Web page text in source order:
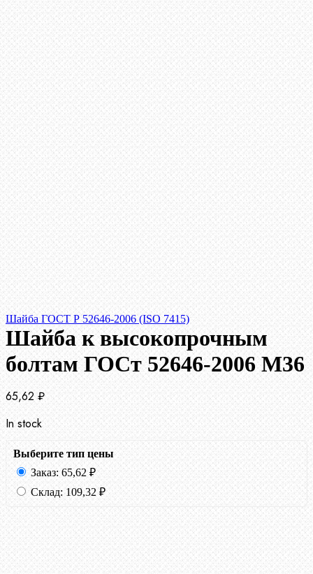
Шайба ГОСТ Р 52646-2006 (ISO 7415)
Шайба к высокопрочным
болтам ГОСт 52646-2006 М36
65,62 ₽
In stock
Выберите тип цены
Заказ: 65,62 ₽
Склад: 109,32 ₽